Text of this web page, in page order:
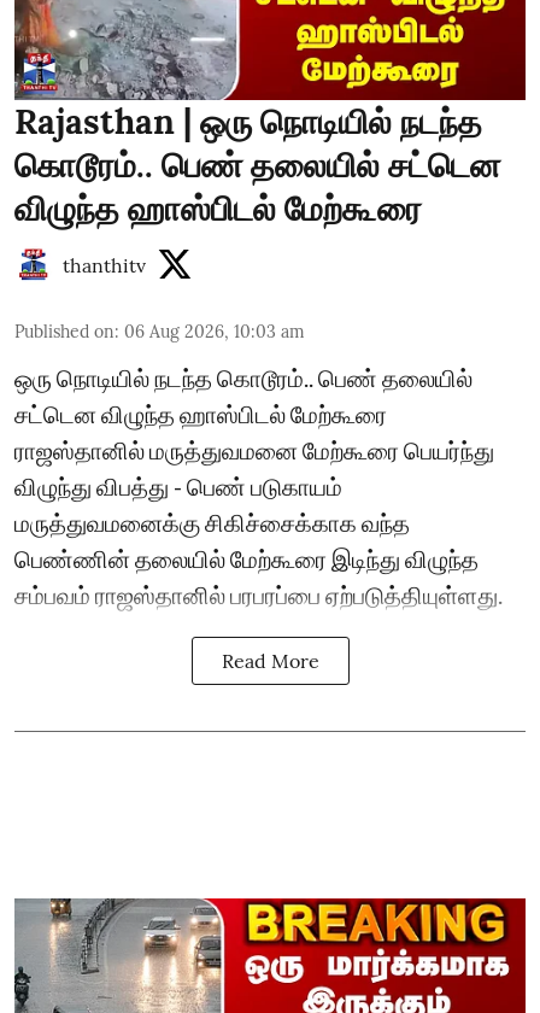
Rajasthan | ஒரு நொடியில் நடந்த
கொடூரம்.. பெண் தலையில் சட்டென
விழுந்த ஹாஸ்பிடல் மேற்கூரை
thanthitv
Published on: 06 Aug 2026, 10:03 am
ஒரு நொடியில் நடந்த கொடூரம்.. பெண் தலையில்
சட்டென விழுந்த ஹாஸ்பிடல் மேற்கூரை
ராஜஸ்தானில் மருத்துவமனை மேற்கூரை பெயர்ந்து
விழுந்து விபத்து - பெண் படுகாயம்
மருத்துவமனைக்கு சிகிச்சைக்காக வந்த
பெண்ணின் தலையில் மேற்கூரை இடிந்து விழுந்த
சம்பவம் ராஜஸ்தானில் பரபரப்பை ஏற்படுத்தியுள்ளது.
Read More